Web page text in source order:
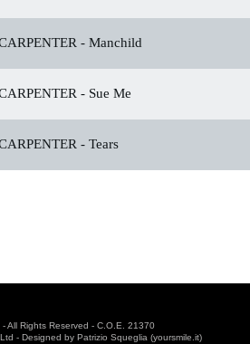
- Manchild
- Sue Me
- Tears
All Rights Reserved - C.O.E. 21370
- Designed by Patrizio Squeglia (yoursmile.it)